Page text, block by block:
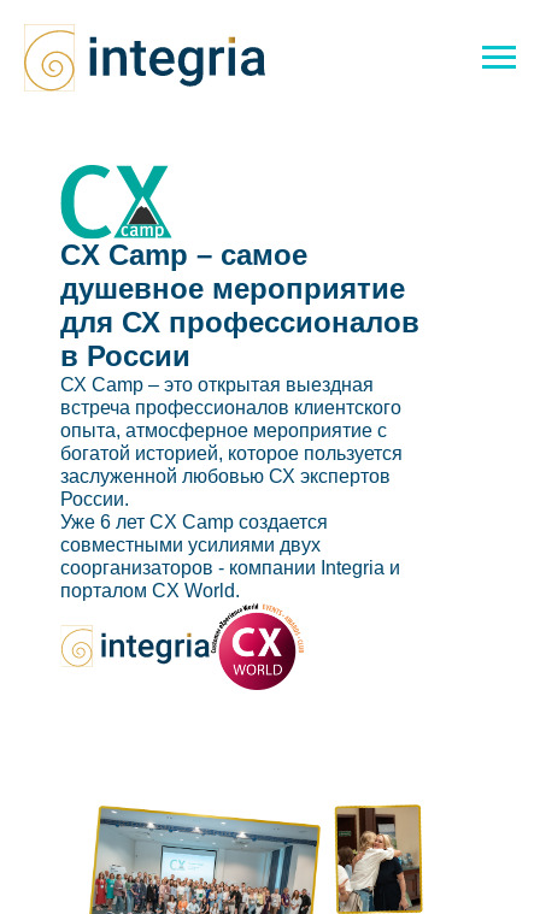
CX Camp – самое
душевное мероприятие
для СХ профессионалов
в России
СХ Camp – это открытая выездная
встреча профессионалов клиентского
опыта, атмосферное мероприятие с
богатой историей, которое пользуется
заслуженной любовью СХ экспертов
России.
Уже 6 лет CX Camp cоздается
совместными усилиями двух
соорганизаторов - компании Integria и
порталом CX World.